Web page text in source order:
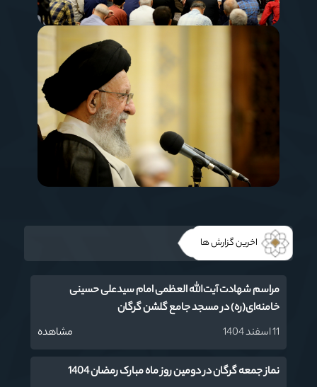
اخرین گزارش ها
مراسم شهادت آیت‌‌الله العظمی امام سیدعلی حسینی
خامنه‌ای(ره) در مسجد جامع گلشن گرگان
11 اسفند 1404
مشاهده
نماز جمعه گرگان در دومین روز ماه مبارک رمضان 1404